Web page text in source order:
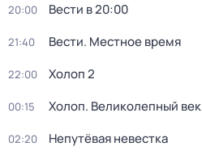
20:00 Вести в 20:00
21:40 Вести. Местное время
22:00 Холоп 2
00:15 Холоп. Великолепный век
02:20 Непутёвая невестка